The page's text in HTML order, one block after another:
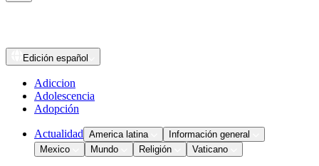
Edición español
Adiccion
Adolescencia
Adopción
Actualidad America latina
Información general
Mexico
Mundo Religión Vaticano